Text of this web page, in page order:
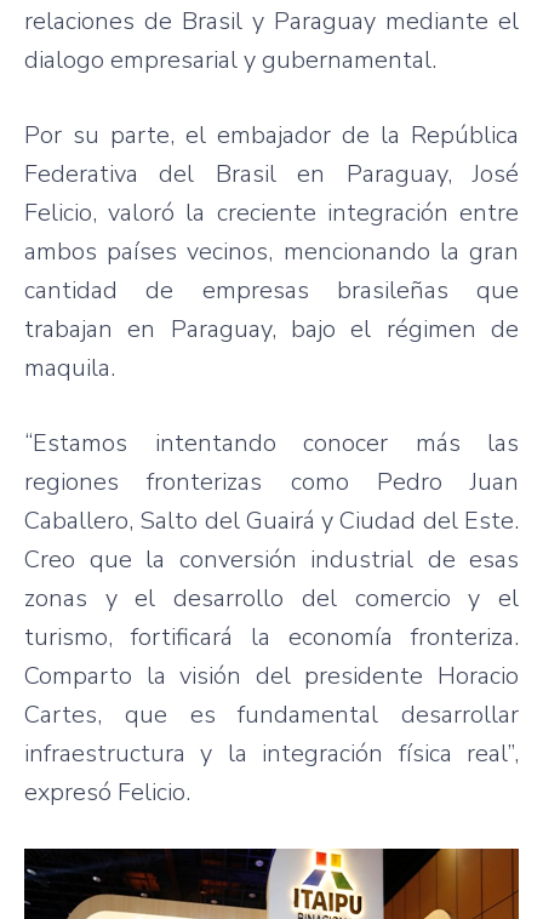
relaciones de Brasil y Paraguay mediante el
dialogo empresarial y gubernamental.
Por su parte, el embajador de la República
Federativa del Brasil en Paraguay, José
Felicio, valoró la creciente integración entre
ambos países vecinos, mencionando la gran
cantidad de empresas brasileñas que
trabajan en Paraguay, bajo el régimen de
maquila.
“Estamos intentando conocer más las
regiones fronterizas como Pedro Juan
Caballero, Salto del Guairá y Ciudad del Este.
Creo que la conversión industrial de esas
zonas y el desarrollo del comercio y el
turismo, fortificará la economía fronteriza.
Comparto la visión del presidente Horacio
Cartes, que es fundamental desarrollar
infraestructura y la integración física real”,
expresó Felicio.